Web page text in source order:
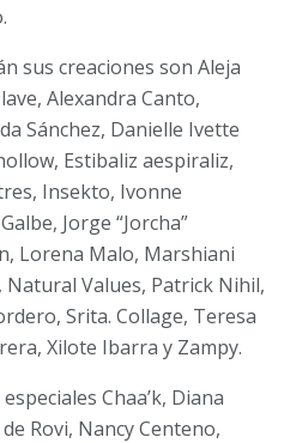
sus creaciones son Aleja
Alexandra Canto,
Sánchez, Danielle Ivette
Estibaliz aespiraliz,
Insekto, Ivonne
Jorge “Jorcha”
Lorena Malo, Marshiani
Values, Patrick Nihil,
Srita. Collage, Teresa
Xilote Ibarra y Zampy.
Chaa’k, Diana
Rovi, Nancy Centeno,